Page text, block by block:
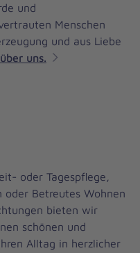
und
Menschen
und aus Liebe
uns.
oder Tagespflege,
oder Betreutes Wohnen
bieten wir
schönen und
Alltag in herzlicher